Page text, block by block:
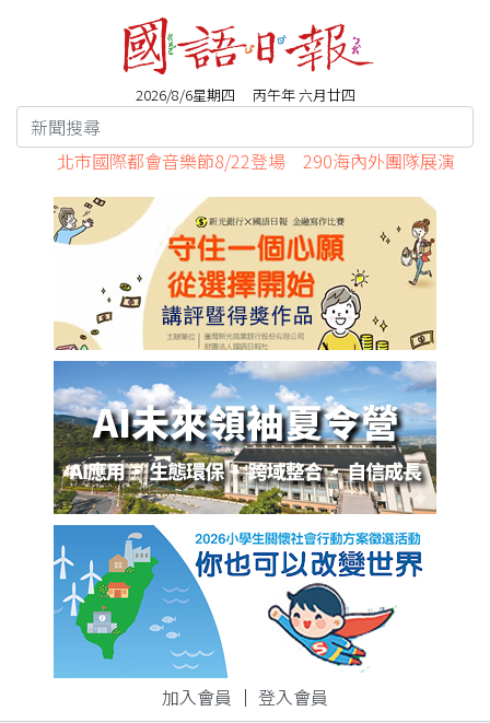
2026/8/6星期四 丙午年 六月廿四
北市國際都會音樂節8/22登場 290海內外團隊展演
加入會員 ｜ 登入會員